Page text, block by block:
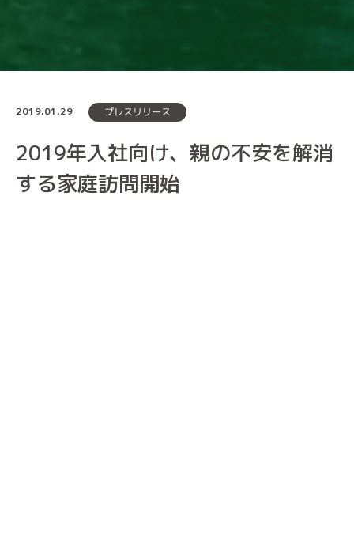
2019.01.29 プレスリリース
2019年入社向け、親の不安を解消
する家庭訪問開始